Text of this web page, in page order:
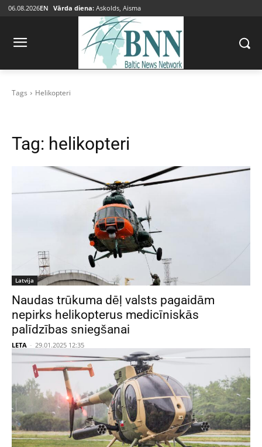
06.08.2026EN Vārda diena: Askolds, Aisma
Tags Helikopteri
Tag: helikopteri
Latvija
Naudas trūkuma dēļ valsts pagaidām
nepirks helikopterus medicīniskās
palīdzības sniegšanai
LETA - 29.01.2025 12:35